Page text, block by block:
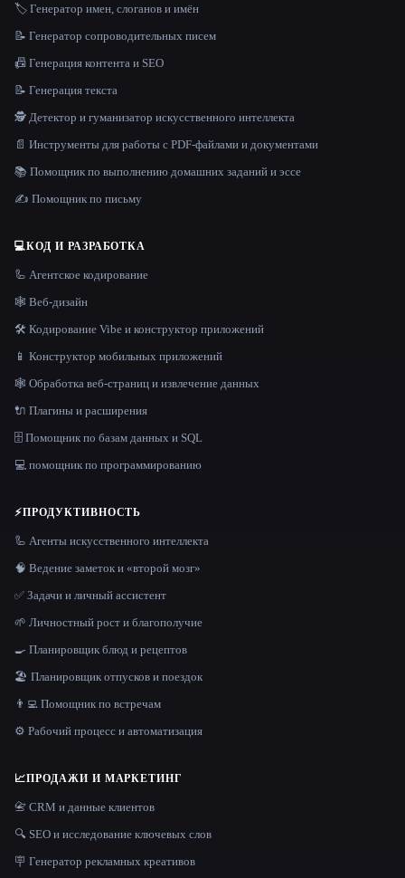
🏷️ Генератор имен, слоганов и имён
📝 Генератор сопроводительных писем
📠 Генерация контента и SEO
📝 Генерация текста
🕵️ Детектор и гуманизатор искусственного интеллекта
📄 Инструменты для работы с PDF-файлами и документами
📚 Помощник по выполнению домашних заданий и эссе
✍️ Помощник по письму
💻КОД И РАЗРАБОТКА
🦾 Агентское кодирование
🕸 Веб-дизайн
🛠️ Кодирование Vibe и конструктор приложений
📱 Конструктор мобильных приложений
🕸️ Обработка веб-страниц и извлечение данных
🔌 Плагины и расширения
🗄️ Помощник по базам данных и SQL
💻 помощник по программированию
⚡ПРОДУКТИВНОСТЬ
🦾 Агенты искусственного интеллекта
🧠 Ведение заметок и «второй мозг»
✅ Задачи и личный ассистент
🌱 Личностный рост и благополучие
🍳 Планировщик блюд и рецептов
🏖 Планировщик отпусков и поездок
👨‍💻 Помощник по встречам
⚙️ Рабочий процесс и автоматизация
📈ПРОДАЖИ И МАРКЕТИНГ
📇 CRM и данные клиентов
🔍 SEO и исследование ключевых слов
🪧 Генератор рекламных креативов